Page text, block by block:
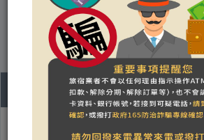
營登名稱：台東馬約卡民宿 - 台東
合法民宿 臺東縣
07
วันศุกร์
08
วันเสาร์